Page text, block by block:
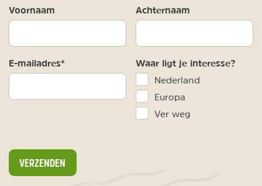
Voornaam Achternaam
E-mailadres* Waar ligt je interesse?
Nederland
Europa
Ver weg
VERZENDEN